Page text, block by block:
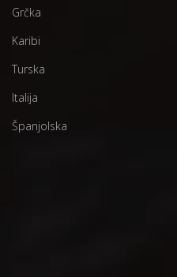
Grčka
Karibi
Turska
Italija
Španjolska